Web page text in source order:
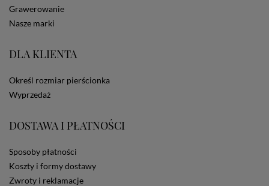
Grawerowanie
Nasze marki
DLA KLIENTA
Określ rozmiar pierścionka
Wyprzedaż
DOSTAWA I PŁATNOŚCI
Sposoby płatności
Koszty i formy dostawy
Zwroty i reklamacje